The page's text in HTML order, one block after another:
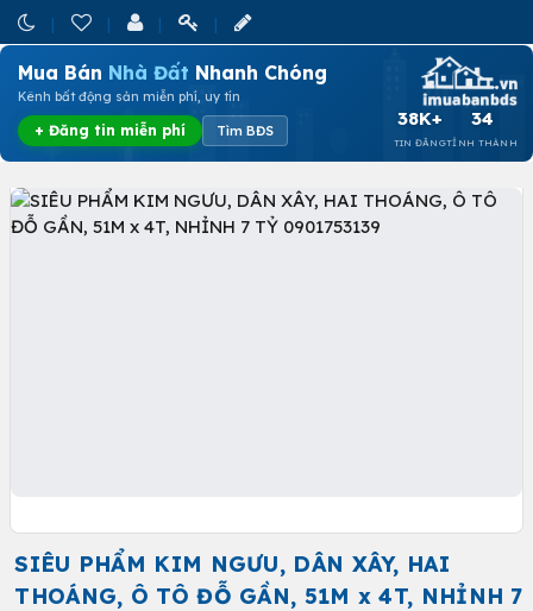
Mua Bán Nhà Đất Nhanh Chóng
Kênh bất động sản miễn phí, uy tín
+ Đăng tin miễn phí Tìm BĐS
38K+
TIN ĐĂNG
34
TỈNH THÀNH
SIÊU PHẨM KIM NGƯU, DÂN XÂY, HAI
THOÁNG, Ô TÔ ĐỖ GẦN, 51M x 4T, NHỈNH 7